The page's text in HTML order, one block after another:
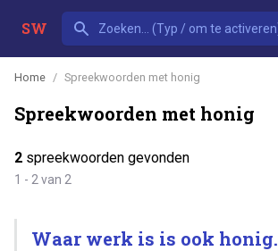
SW
Home Spreekwoorden met honig
Spreekwoorden met honig
2 spreekwoorden gevonden
1 - 2 van 2
Waar werk is is ook honig.